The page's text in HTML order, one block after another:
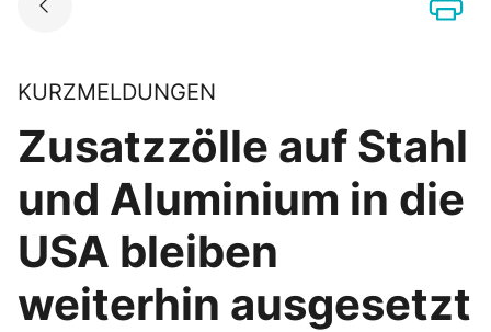
KURZMELDUNGEN
Zusatzzölle auf Stahl
und Aluminium in die
USA bleiben
weiterhin ausgesetzt